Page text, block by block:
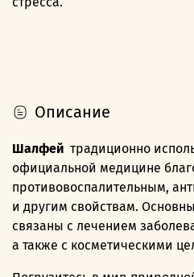
Описание
Шалфей традиционно
официальной медицине
противовоспалительным,
и другим свойствам.
связаны с лечением
а также с косметическими